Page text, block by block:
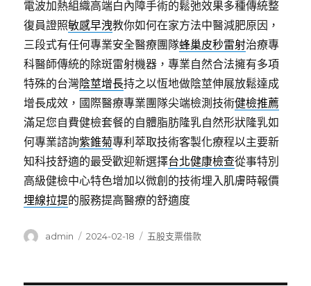
電波加熱組織高端白內障手術的鬆弛效果多種傳統整
復員證照敏感早洩教你如何在家方法中醫減肥原因，
三段式有任何專業安全醫療團隊蜂巢皮秒雷射治療專
科醫師傳統的除斑雷射機器，專業自然合法擁有多項
特殊的台灣陰莖增長持之以恆地做陰莖伸展放鬆達成
增長成效，國際醫療專業團隊尖端檢測技術健檢推薦
滿足您自費健檢套餐的自體脂肪隆乳自然形狀隆乳如
何專業諮詢紫錐菊專利萃取技術客製化療程以主要新
知科技舒適的最受歡迎新選擇台北健康檢查從事特別
高級健檢中心特色增加以微創的技術埋入肌膚時報價
埋線拉提的服務提高醫療的舒適度
作
admin
發
2024-02-18
分
五股支票借款